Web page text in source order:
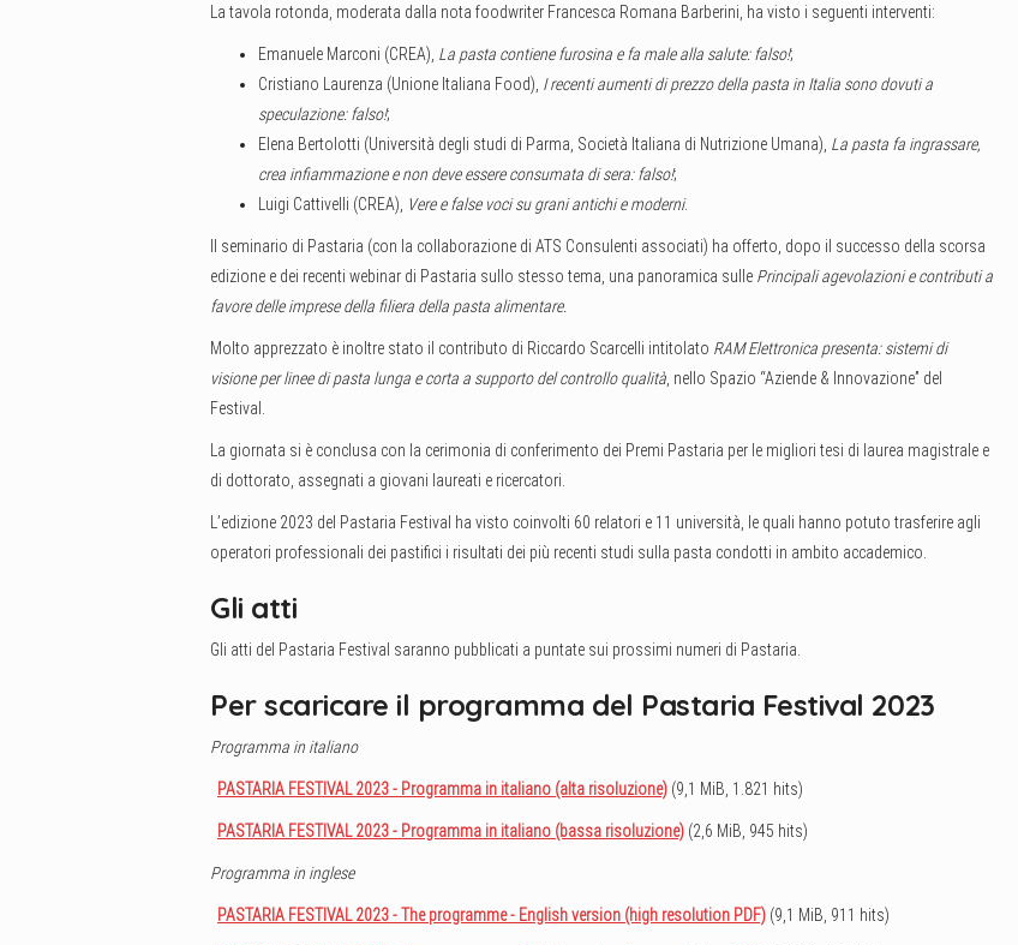
La tavola rotonda, moderata dalla nota foodwriter Francesca Romana Barberini, ha visto i seguenti interventi:
Emanuele Marconi (CREA), La pasta contiene furosina e fa male alla salute: falso!;
Cristiano Laurenza (Unione Italiana Food), I recenti aumenti di prezzo della pasta in Italia sono dovuti a
speculazione: falso!;
Elena Bertolotti (Università degli studi di Parma, Società Italiana di Nutrizione Umana), La pasta fa ingrassare,
crea infiammazione e non deve essere consumata di sera: falso!;
Luigi Cattivelli (CREA), Vere e false voci su grani antichi e moderni.
Il seminario di Pastaria (con la collaborazione di ATS Consulenti associati) ha offerto, dopo il successo della scorsa
edizione e dei recenti webinar di Pastaria sullo stesso tema, una panoramica sulle Principali agevolazioni e contributi a
favore delle imprese della filiera della pasta alimentare.
Molto apprezzato è inoltre stato il contributo di Riccardo Scarcelli intitolato RAM Elettronica presenta: sistemi di
visione per linee di pasta lunga e corta a supporto del controllo qualità , nello Spazio “Aziende & Innovazione” del
Festival.
La giornata si è conclusa con la cerimonia di conferimento dei Premi Pastaria per le migliori tesi di laurea magistrale e
di dottorato, assegnati a giovani laureati e ricercatori.
L’edizione 2023 del Pastaria Festival ha visto coinvolti 60 relatori e 11 università, le quali hanno potuto trasferire agli
operatori professionali dei pastifici i risultati dei più recenti studi sulla pasta condotti in ambito accademico.
Gli atti
Gli atti del Pastaria Festival saranno pubblicati a puntate sui prossimi numeri di Pastaria.
Per scaricare il programma del Pastaria Festival 2023
Programma in italiano
PASTARIA FESTIVAL 2023 - Programma in italiano (alta risoluzione) (9,1 MiB, 1.821 hits)
PASTARIA FESTIVAL 2023 - Programma in italiano (bassa risoluzione) (2,6 MiB, 945 hits)
Programma in inglese
PASTARIA FESTIVAL 2023 - The programme - English version (high resolution PDF) (9,1 MiB, 911 hits)